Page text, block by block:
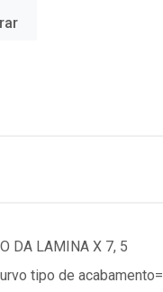
DA LAMINA X 7, 5
tipo de acabamento=